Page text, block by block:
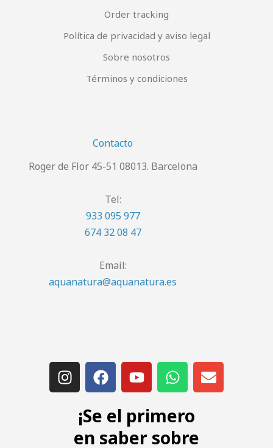
Order tracking
Política de privacidad y aviso legal
Sobre nosotros
Términos y condiciones
Contacto
Roger de Flor 45-51 08013. Barcelona
Tel:
933 095 977
674 32 08 47
Email:
aquanatura@aquanatura.es
¡Se el primero
en saber sobre